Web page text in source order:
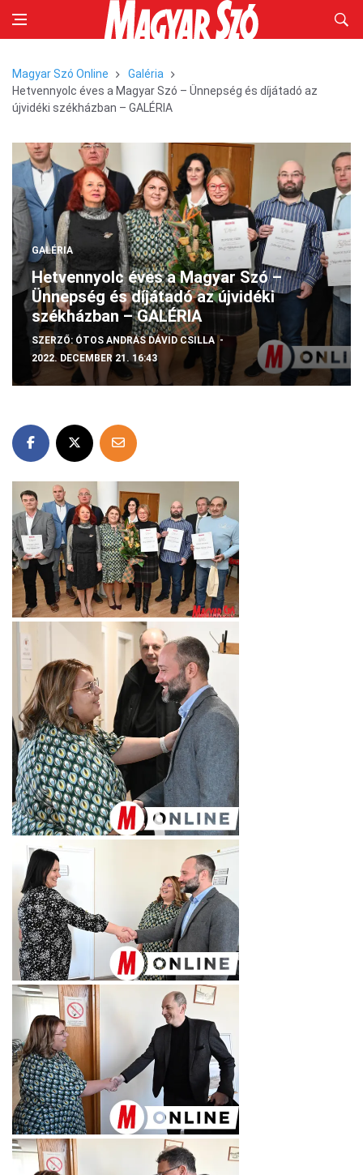
Magyar Szó Online
Galéria
Hetvennyolc éves a Magyar Szó – Ünnepség és díjátadó az
újvidéki székházban – GALÉRIA
GALÉRIA
Hetvennyolc éves a Magyar Szó –
Ünnepség és díjátadó az újvidéki
székházban – GALÉRIA
SZERZŐ: ÓTOS ANDRÁS DÁVID CSILLA
2022. DECEMBER 21. 16:43